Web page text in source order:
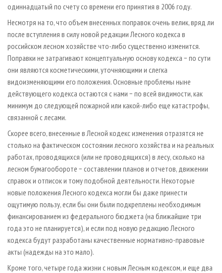
одиннадцатый по счету со времени его принятия в 2006 году.
Несмотря на то, что объем внесенных поправок очень велик, вряд ли
после вступления в силу новой редакции Лесного кодекса в
российском лесном хозяйстве что-либо существенно изменится.
Поправки не затрагивают концептуальную основу кодекса − по сути
они являются косметическими, уточняющими и слегка
видоизменяющими его положения. Основные проблемы ныне
действующего кодекса остаются с нами − по всей видимости, как
минимум до следующей пожарной или какой-либо еще катастрофы,
связанной с лесами.
Скорее всего, внесенные в Лесной кодекс изменения отразятся не
столько на фактическом состоянии лесного хозяйства и на реальных
работах, проводящихся (или не проводящихся) в лесу, сколько на
лесном бумагообороте − составлении планов и отчетов, движении
справок и отписок и тому подобной деятельности. Некоторые
новые положения Лесного кодекса могли бы даже принести
ощутимую пользу, если бы они были подкреплены необходимым
финансированием из федерального бюджета (на ближайшие три
года это не планируется), и если под новую редакцию Лесного
кодекса будут разработаны качественные нормативно-правовые
акты (надежды на это мало).
Кроме того, четыре года жизни с новым Лесным кодексом, и еще два